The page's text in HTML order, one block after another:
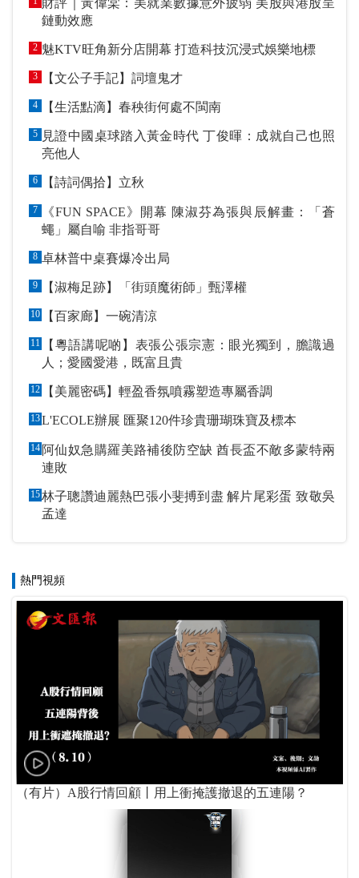
鏈動效應
2 魅KTV旺角新分店開幕 打造科技沉浸式娛樂地標
3 【文公子手記】詞壇鬼才
4 【生活點滴】春秧街何處不閩南
5 見證中國桌球踏入黃金時代 丁俊暉：成就自己也照
亮他人
6 【詩詞偶拾】立秋
7
《FUN SPACE》開幕 陳淑芬為張與辰解畫：「蒼
蠅」屬自喻 非指哥哥
8 卓林普中桌賽爆冷出局
9 【淑梅足跡】「街頭魔術師」甄澤權
10 【百家廊】一碗清涼
11
【粵語講呢啲】表張公張宗憲：眼光獨到，膽識過
人；愛國愛港，既富且貴
12 【美麗密碼】輕盈香氛噴霧塑造專屬香調
13 L'ECOLE辦展 匯聚120件珍貴珊瑚珠寶及標本
14 阿仙奴急購羅美路補後防空缺 酋長盃不敵多蒙特兩
連敗
15林子聰讚迪麗熱巴張小斐搏到盡 解片尾彩蛋 致敬吳
孟達
熱門視頻
（有片）A股行情回顧丨用上衝掩護撤退的五連陽？